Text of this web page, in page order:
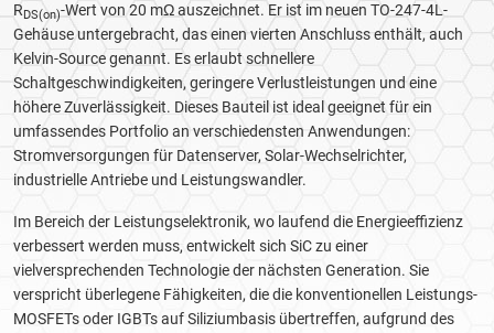
RDS(on)-Wert von 20 mΩ auszeichnet. Er ist im neuen TO-247-4L-
Gehäuse untergebracht, das einen vierten Anschluss enthält, auch
Kelvin-Source genannt. Es erlaubt schnellere
Schaltgeschwindigkeiten, geringere Verlustleistungen und eine
höhere Zuverlässigkeit. Dieses Bauteil ist ideal geeignet für ein
umfassendes Portfolio an verschiedensten Anwendungen:
Stromversorgungen für Datenserver, Solar-Wechselrichter,
industrielle Antriebe und Leistungswandler.
Im Bereich der Leistungselektronik, wo laufend die Energieeffizienz
verbessert werden muss, entwickelt sich SiC zu einer
vielversprechenden Technologie der nächsten Generation. Sie
verspricht überlegene Fähigkeiten, die die konventionellen Leistungs-
MOSFETs oder IGBTs auf Siliziumbasis übertreffen, aufgrund des